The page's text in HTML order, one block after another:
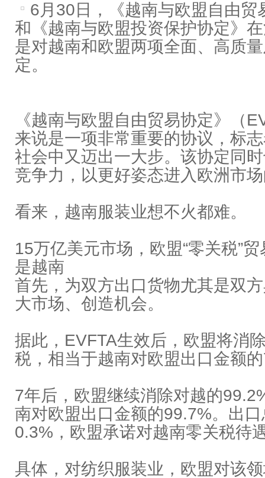
6月30日，《越南与欧盟自由贸
和《越南与欧盟投资保护协定》
是对越南和欧盟两项全面、高质
定。
《越南与欧盟自由贸易协定》（
来说是一项非常重要的协议，标
社会中又迈出一大步。该协定同
竞争力，以更好姿态进入欧洲市
看来，越南服装业想不火都难。
15万亿美元市场，欧盟“零关税”
是越南
首先，为双方出口货物尤其是双
大市场、创造机会。
据此，EVFTA生效后，欧盟将消
税，相当于越南对欧盟出口金额
7年后，欧盟继续消除对越的
南对欧盟出口金额的99.7%。出
0.3%，欧盟承诺对越南零关税待
具体，对纺织服装业，欧盟对该